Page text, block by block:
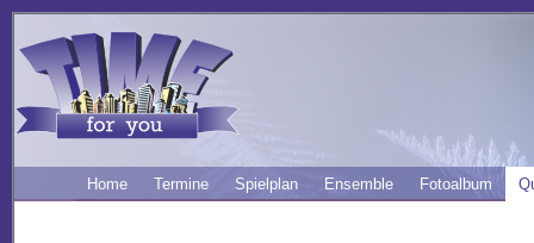
Home Termine Spielplan Ensemble Fotoalbum